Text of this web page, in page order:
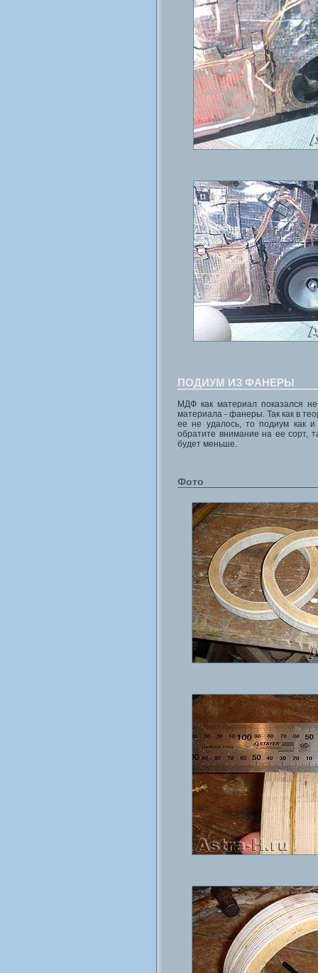
ПОДИУМ ИЗ ФАНЕРЫ
МДФ как материал показался
материала - фанеры. Так как в
ее не удалось, то подиум как
обратите внимание на ее сорт,
будет меньше.
Фото